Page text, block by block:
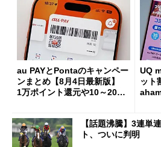
au PAYとPontaのキャンペー
ンまとめ【8月4日最新版】
1万ポイント還元や10～20％
UQ
ット
【話題沸騰】3連単
ト、ついに判明